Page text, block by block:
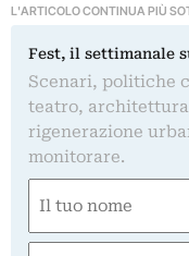
L'ARTICOLO CONTINUA PIÙ
Fest, il settimanale
Scenari, politiche
teatro,
rigenerazione
monitorare.
(Obbligatorio)
Nome